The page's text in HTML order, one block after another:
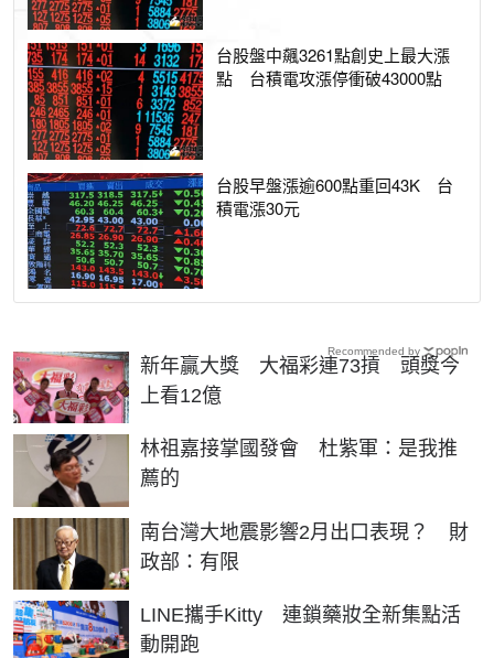
台股盤中飆3261點創史上最大漲
點 台積電攻漲停衝破43000點
台股早盤漲逾600點重回43K 台
積電漲30元
新年贏大獎 大福彩連73摃 頭獎今
上看12億
林祖嘉接掌國發會 杜紫軍：是我推
薦的
南台灣大地震影響2月出口表現？ 財
政部：有限
LINE攜手Kitty 連鎖藥妝全新集點活
動開跑
Recommended by